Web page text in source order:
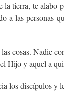
tierra, te alabo
a las personas
cosas. Nadie
Hijo y aquel a
los discípulos y